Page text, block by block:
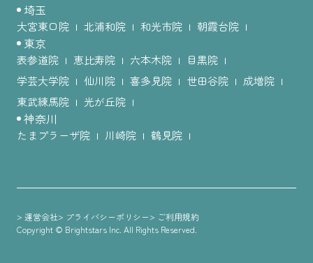
埼玉
大宮東口院 北浦和院 和光市院 朝霞台院
東京
表参道院 恵比寿院 六本木院
目黒院
学芸大学院
仙川院 喜多見院 世田谷院
成増院
東武練馬院
光が丘院
神奈川
たまプラーザ院 川崎院 鶴見院
> 運営会社> プライバシーポリシー> ご利用規約
Copyright © Brightstars Inc. All Rights Reserved.